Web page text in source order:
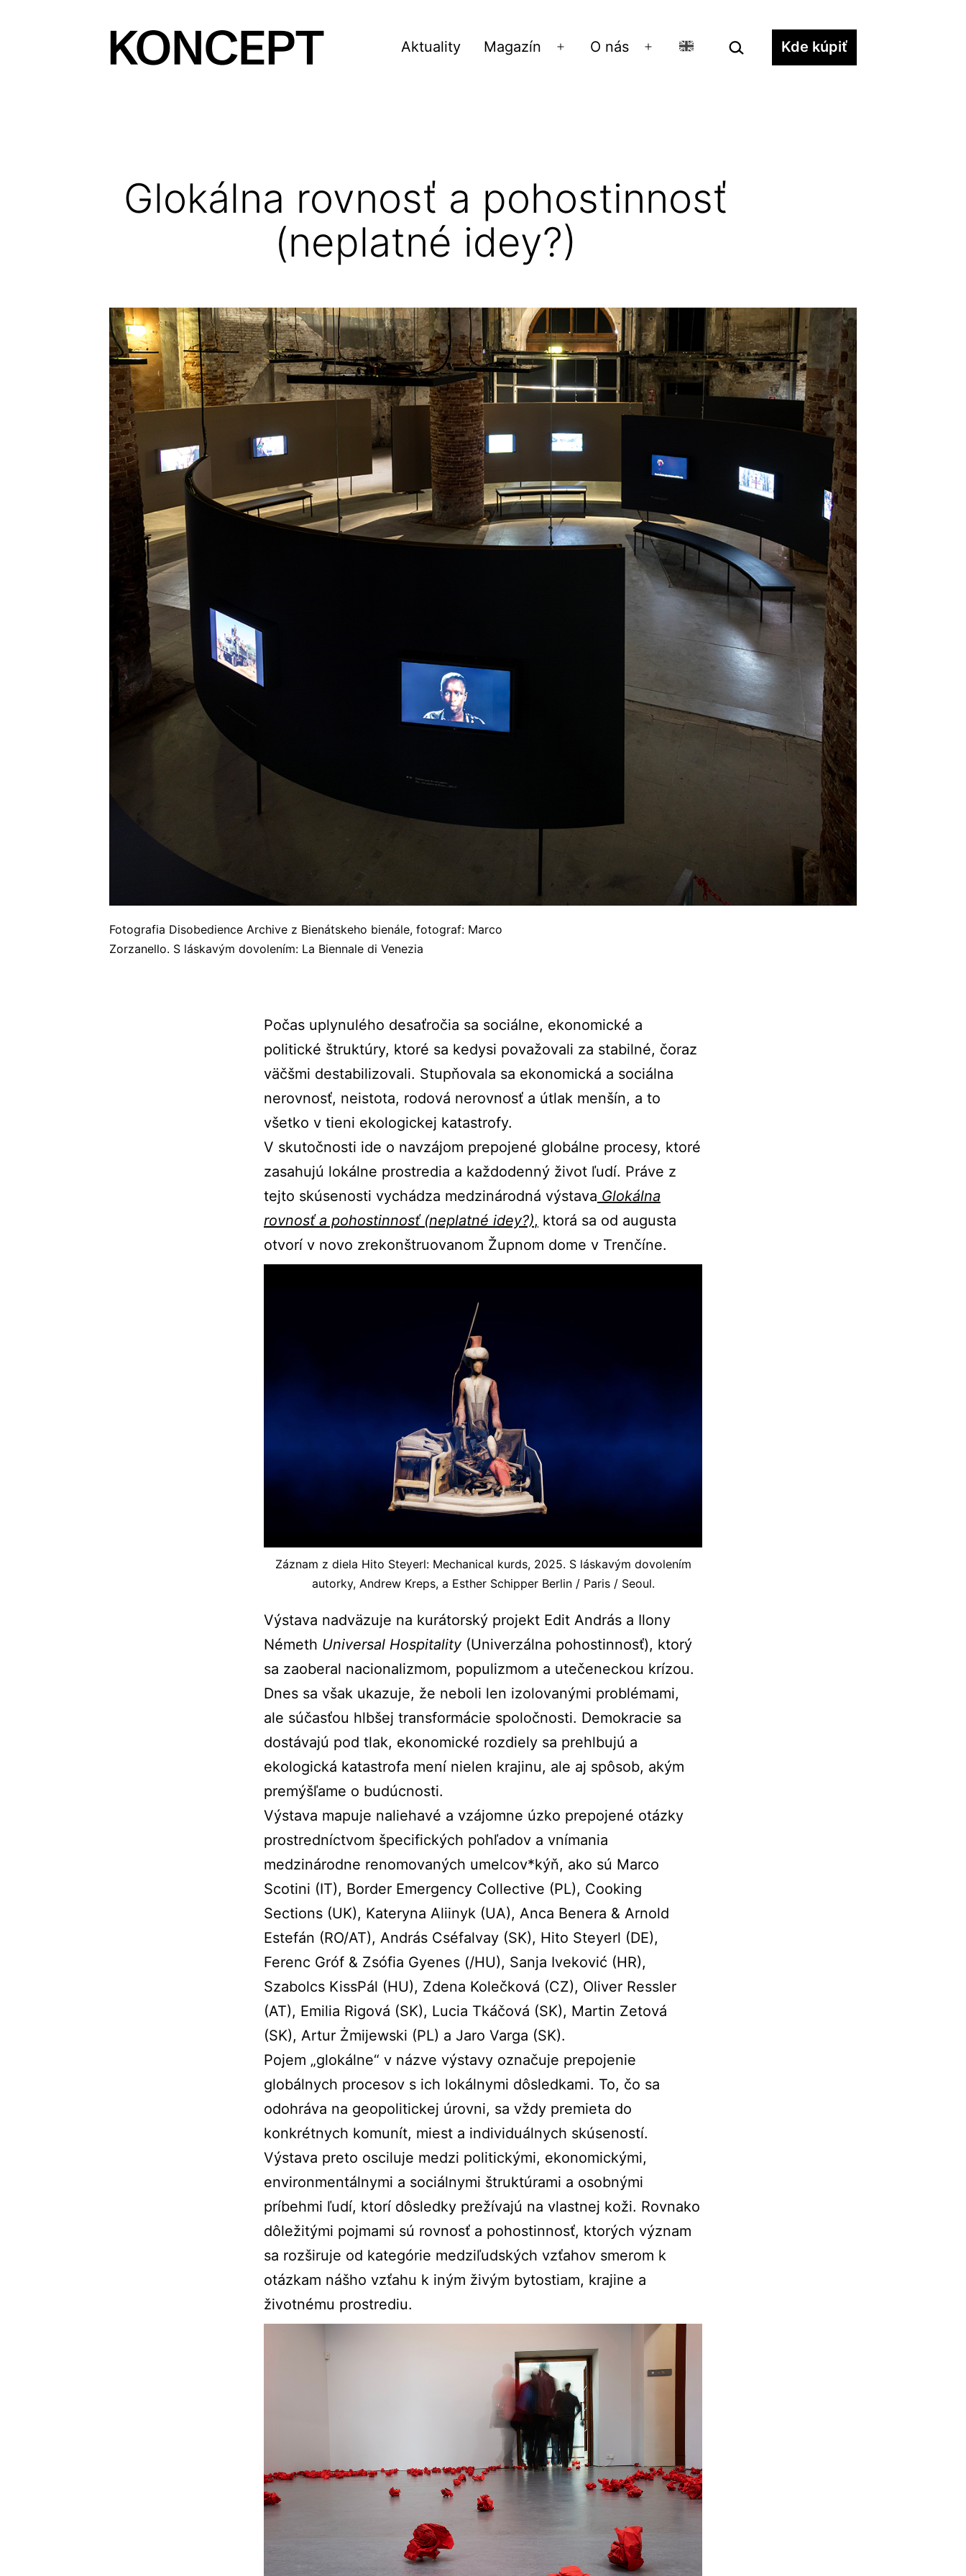
Aktuality Magazín
Otvoriť
O nás
Otvoriť
Hľadať… Kde kúpiť
Glokálna rovnosť a pohostinnosť
(neplatné idey?)
Fotografia Disobedience Archive z Bienátskeho bienále, fotograf: Marco
Zorzanello. S láskavým dovolením: La Biennale di Venezia
Počas uplynulého desaťročia sa sociálne, ekonomické a
politické štruktúry, ktoré sa kedysi považovali za stabilné, čoraz
väčšmi destabilizovali. Stupňovala sa ekonomická a sociálna
nerovnosť, neistota, rodová nerovnosť a útlak menšín, a to
všetko v tieni ekologickej katastrofy.
V skutočnosti ide o navzájom prepojené globálne procesy, ktoré
zasahujú lokálne prostredia a každodenný život ľudí. Práve z
tejto skúsenosti vychádza medzinárodná výstava Glokálna
rovnosť a pohostinnosť (neplatné idey?), ktorá sa od augusta
otvorí v novo zrekonštruovanom Župnom dome v Trenčíne.
Záznam z diela Hito Steyerl: Mechanical kurds, 2025. S láskavým dovolením
autorky, Andrew Kreps, a Esther Schipper Berlin / Paris / Seoul.
Výstava nadväzuje na kurátorský projekt Edit András a Ilony
Németh Universal Hospitality(Univerzálna pohostinnosť), ktorý
sa zaoberal nacionalizmom, populizmom a utečeneckou krízou.
Dnes sa však ukazuje, že neboli len izolovanými problémami,
ale súčasťou hlbšej transformácie spoločnosti. Demokracie sa
dostávajú pod tlak, ekonomické rozdiely sa prehlbujú a
ekologická katastrofa mení nielen krajinu, ale aj spôsob, akým
premýšľame o budúcnosti.
Výstava mapuje naliehavé a vzájomne úzko prepojené otázky
prostredníctvom špecifických pohľadov a vnímania
medzinárodne renomovaných umelcov*kýň, ako sú Marco
Scotini (IT), Border Emergency Collective (PL), Cooking
Sections (UK), Kateryna Aliinyk (UA), Anca Benera & Arnold
Estefán (RO/AT), András Cséfalvay (SK), Hito Steyerl (DE),
Ferenc Gróf & Zsófia Gyenes (/HU), Sanja Iveković (HR),
Szabolcs KissPál (HU), Zdena Kolečková (CZ), Oliver Ressler
(AT), Emilia Rigová (SK), Lucia Tkáčová (SK), Martin Zetová
(SK), Artur Żmijewski (PL) a Jaro Varga (SK).
Pojem „glokálne“ v názve výstavy označuje prepojenie
globálnych procesov s ich lokálnymi dôsledkami. To, čo sa
odohráva na geopolitickej úrovni, sa vždy premieta do
konkrétnych komunít, miest a individuálnych skúseností.
Výstava preto osciluje medzi politickými, ekonomickými,
environmentálnymi a sociálnymi štruktúrami a osobnými
príbehmi ľudí, ktorí dôsledky prežívajú na vlastnej koži. Rovnako
dôležitými pojmami sú rovnosť a pohostinnosť, ktorých význam
sa rozširuje od kategórie medziľudských vzťahov smerom k
otázkam nášho vzťahu k iným živým bytostiam, krajine a
životnému prostrediu.